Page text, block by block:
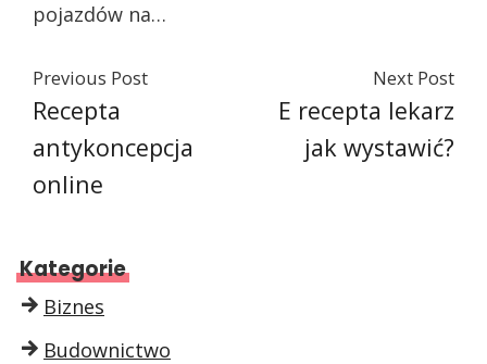
pojazdów na…
Previous Post
Recepta
antykoncepcja
online
Next Post
E recepta lekarz
jak wystawić?
Kategorie
Biznes
Budownictwo